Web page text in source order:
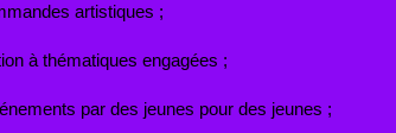
artistiques ;
à thématiques engagées ;
par des jeunes pour des jeunes ;